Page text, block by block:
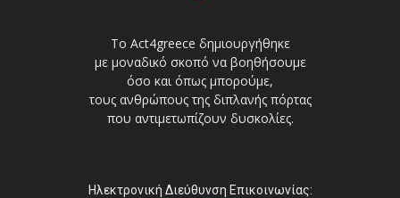
Το Act4greece δημιουργήθηκε
με μοναδικό σκοπό να βοηθήσουμε
όσο και όπως μπορούμε,
τους ανθρώπους της διπλανής πόρτας
που αντιμετωπίζουν δυσκολίες.
Ηλεκτρονική Διεύθυνση Επικοινωνίας: